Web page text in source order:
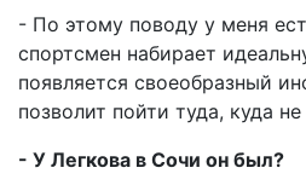
- По этому поводу у меня
спортсмен набирает
появляется своеобразный
позволит пойти туда, куда
- У Легкова в Сочи он был?